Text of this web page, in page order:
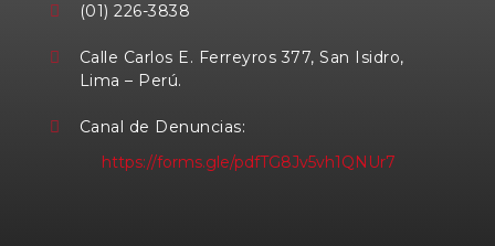
 (01) 226-3838

Calle Carlos E. Ferreyros 377, San Isidro,
Lima – Perú.

Canal de Denuncias:
https://forms.gle/pdfTG8Jv5vh1QNUr7